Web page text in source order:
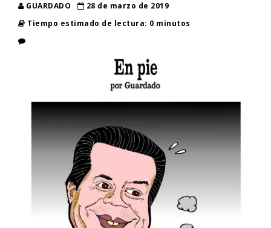
GUARDADO
28 de marzo de 2019
Tiempo estimado de lectura: 0 minutos